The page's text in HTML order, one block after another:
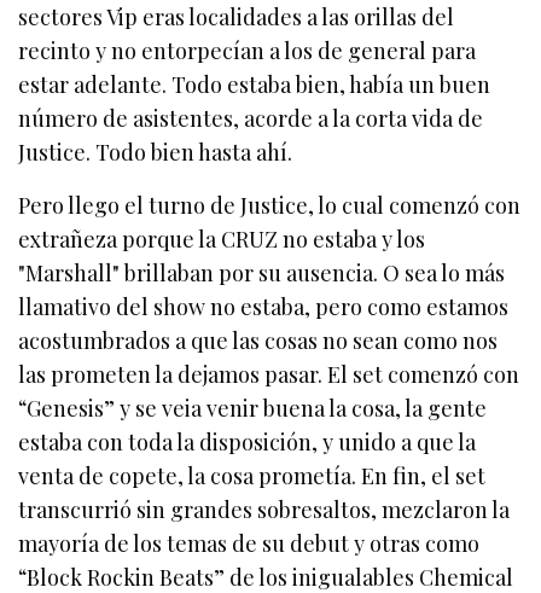
sectores Vip eras localidades a las orillas del
recinto y no entorpecían a los de general para
estar adelante. Todo estaba bien, había un buen
número de asistentes, acorde a la corta vida de
Justice. Todo bien hasta ahí.
Pero llego el turno de Justice, lo cual comenzó con
extrañeza porque la CRUZ no estaba y los
"Marshall" brillaban por su ausencia. O sea lo más
llamativo del show no estaba, pero como estamos
acostumbrados a que las cosas no sean como nos
las prometen la dejamos pasar. El set comenzó con
“Genesis” y se veia venir buena la cosa, la gente
estaba con toda la disposición, y unido a que la
venta de copete, la cosa prometía. En fin, el set
transcurrió sin grandes sobresaltos, mezclaron la
mayoría de los temas de su debut y otras como
“Block Rockin Beats” de los inigualables Chemical